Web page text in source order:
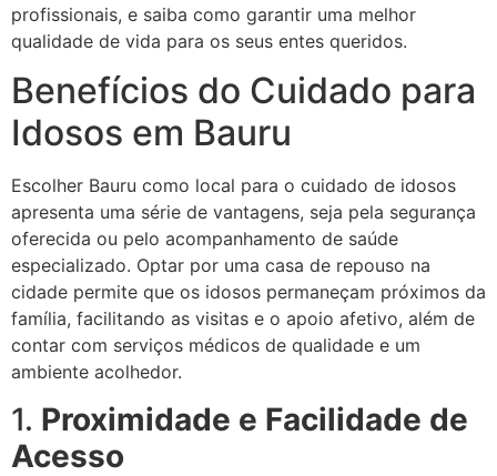
profissionais, e saiba como garantir uma melhor
qualidade de vida para os seus entes queridos.
Benefícios do Cuidado para
Idosos em Bauru
Escolher Bauru como local para o cuidado de idosos
apresenta uma série de vantagens, seja pela segurança
oferecida ou pelo acompanhamento de saúde
especializado. Optar por uma casa de repouso na
cidade permite que os idosos permaneçam próximos da
família, facilitando as visitas e o apoio afetivo, além de
contar com serviços médicos de qualidade e um
ambiente acolhedor.
1. Proximidade e Facilidade de
Acesso